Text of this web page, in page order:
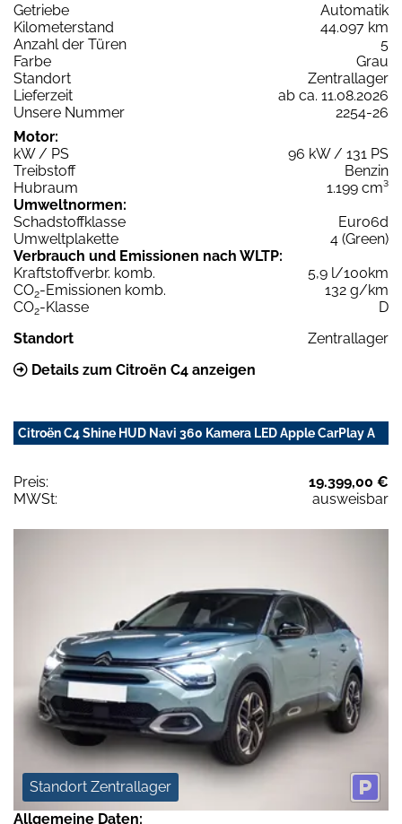
Getriebe
Automatik
Kilometerstand
44.097 km
Anzahl der Türen
5
Farbe
Grau
Standort
Zentrallager
Lieferzeit
ab ca. 11.08.2026
Unsere Nummer
2254-26
Motor:
kW / PS
96 kW / 131 PS
Treibstoff
Benzin
Hubraum
1.199 cm³
Umweltnormen:
Schadstoffklasse
Euro6d
Umweltplakette
4 (Green)
Verbrauch und Emissionen nach WLTP:
Kraftstoffverbr. komb.
5,9 l/100km
CO2-Emissionen komb.
132 g/km
CO2-Klasse
D
Standort
Zentrallager
Details zum Citroën C4 anzeigen
Citroën C4 Shine HUD Navi 360 Kamera LED Apple CarPlay A
Preis:
19.399,00 €
MWSt:
ausweisbar
Standort Zentrallager
Allgemeine Daten: